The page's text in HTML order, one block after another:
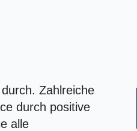
Zahlreiche
durch positive
alle